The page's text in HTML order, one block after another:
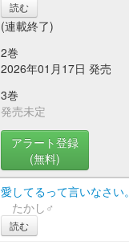
読む
(連載終了)
2巻
2026年01月17日 発売
3巻
発売未定
アラート登録
(無料)
愛してるって言いなさい。
たかし♂
読む